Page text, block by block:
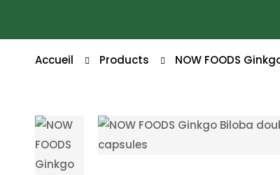
Accueil Products NOW FOODS